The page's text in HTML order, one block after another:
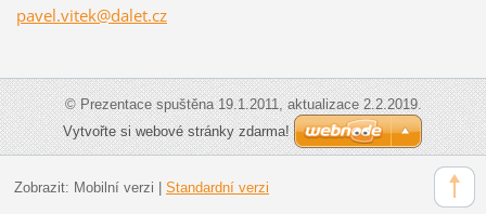
pavel.vitek@dalet.cz
© Prezentace spuštěna 19.1.2011, aktualizace 2.2.2019.
Vytvořte si webové stránky zdarma!
Zobrazit: Mobilní verzi Standardní verzi